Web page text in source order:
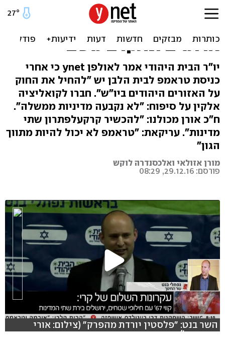
בנט לקראת עידן טראמפ:
"נחיל את החוק על מעלה
אדומים ונתקדם משם"
יו"ר הבית היהודי אמר לאולפן ynet כי אחרי
כניסת טראמפ לבית הלבן יש "להחיל את החוק
על האזורים היהודים ביו"ש". חברו לקואליציה
אלקין על סיפוח: "לא נקבעה מדיניות ממשלה".
ח"כ אורן מכולנו: "להכשיר קרקעלפתרון שתי
מדינות". עריקאת: "טראמפ לא יכול להיות מתווך
הגון"
מורן אזולאי ואלכסנדרה לוקש
פורסם: 29.12.16, 08:29
השר בנט: "פלסטין יורדת מהפרק" (צילום: אורי
דוידוביץ')